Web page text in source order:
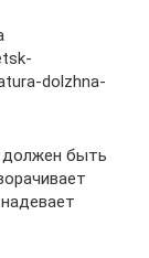
dolzhna-
должен быть